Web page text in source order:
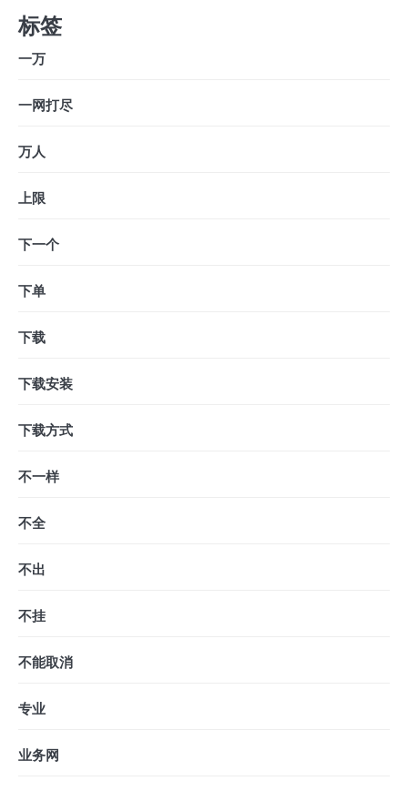
标签
一万
一网打尽
万人
上限
下一个
下单
下载
下载安装
下载方式
不一样
不全
不出
不挂
不能取消
专业
业务网